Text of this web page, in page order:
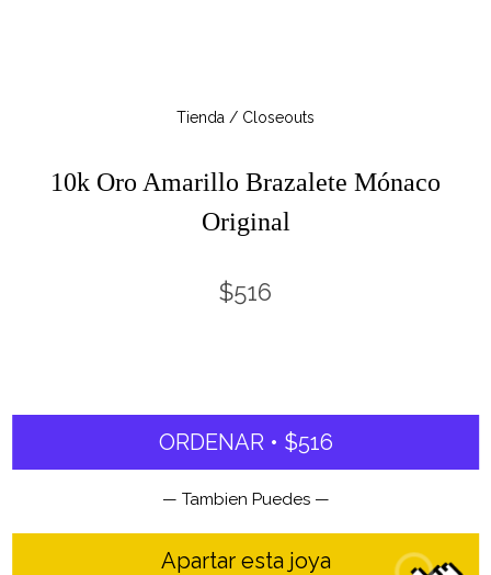
Tienda / Closeouts
10k Oro Amarillo Brazalete Mónaco
Original
$516
ORDENAR • $516
— Tambien Puedes —
Apartar esta joya